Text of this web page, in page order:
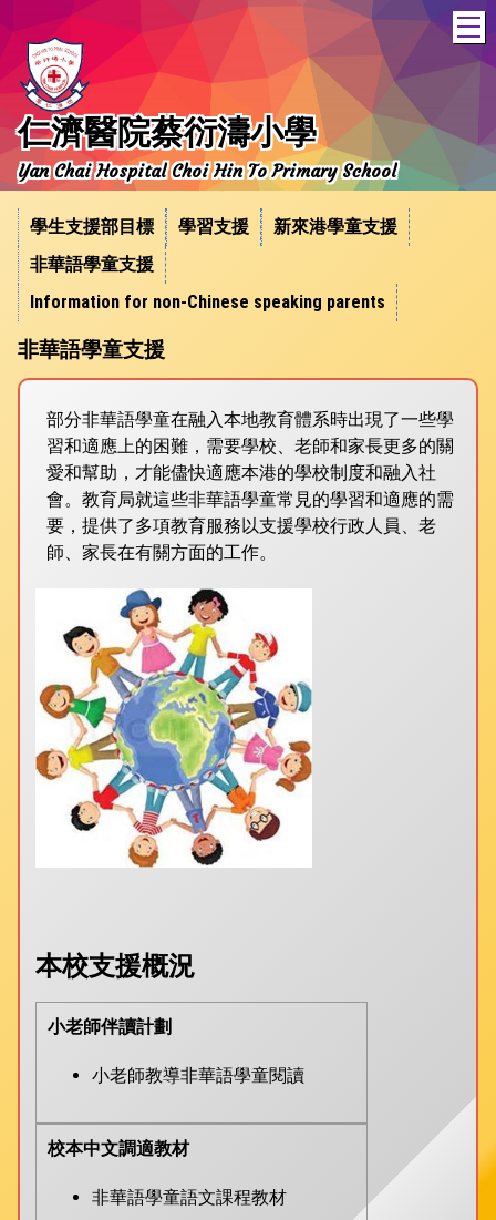
仁濟醫院蔡衍濤小學
Yan Chai Hospital Choi Hin To Primary School
學生支援部目標 學習支援
新來港學童支援
非華語學童支援
Information for non-Chinese speaking parents
非華語學童支援
部分非華語學童在融入本地教育體系時出現了一些學
習和適應上的困難，需要學校、老師和家長更多的關
愛和幫助，才能儘快適應本港的學校制度和融入社
會。教育局就這些非華語學童常見的學習和適應的需
要，提供了多項教育服務以支援學校行政人員、老
師、家長在有關方面的工作。
本校支援概況
小老師伴讀計劃
小老師教導非華語學童閱讀
校本中文調適教材
非華語學童語文課程教材